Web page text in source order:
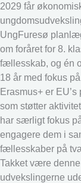
2029 får
UngFuresø
om foråret for 8.
fællesskab, og én
18 år med fokus
Erasmus+ er
som støtter
har særligt fokus
engagere dem i
fællesskaber på
Takket være
udvekslingerne